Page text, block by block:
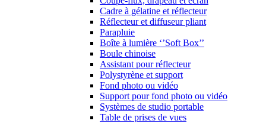
Cadre à gélatine et réflecteur
Réflecteur et diffuseur pliant
Parapluie
Boîte à lumière ‘’Soft Box’’
Boule chinoise
Assistant pour réflecteur
Polystyrène et support
Fond photo ou vidéo
Support pour fond photo ou vidéo
Systèmes de studio portable
Table de prises de vues